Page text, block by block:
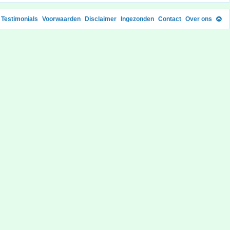
Testimonials Voorwaarden Disclaimer Ingezonden Contact Over ons